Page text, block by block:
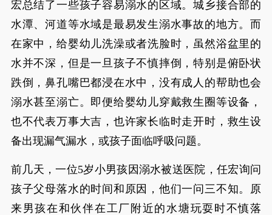
宏总结了一些孩子容易溺水的区域。城乡接合部的
水潭、河道等水域是最易发生溺水事故的地方。而
在家中，给婴幼儿洗澡或者洗脸时，虽然浴盆里的
水并不深，但是一旦孩子不慎摔倒，特别是俯卧状
跌倒，鼻孔嘴巴都浸在水中，没有成人的帮助也会
溺水甚至溺亡。即便给婴幼儿穿戴救生圈等设备，
也不代表万事大吉，也许家长临时走开时，救生设
备出现漏气漏水，或孩子面临呼吸问题。
前几天，一位5岁小男孩因溺水被送医院，任宏询问
孩子父母落水的时间和原因，他们一问三不知。原
来男孩在和伙伴在工厂附近的水塘玩耍时不慎落